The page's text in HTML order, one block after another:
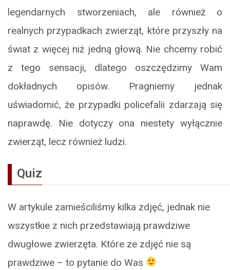
legendarnych stworzeniach, ale również o
realnych przypadkach zwierząt, które przyszły na
świat z więcej niż jedną głową. Nie chcemy robić
z tego sensacji, dlatego oszczędzimy Wam
dokładnych opisów. Pragniemy jednak
uświadomić, że przypadki policefalii zdarzają się
naprawdę. Nie dotyczy ona niestety wyłącznie
zwierząt, lecz również ludzi.
Quiz
W artykule zamieściliśmy kilka zdjęć, jednak nie
wszystkie z nich przedstawiają prawdziwe
dwugłowe zwierzęta. Które ze zdjęć nie są
prawdziwe – to pytanie do Was